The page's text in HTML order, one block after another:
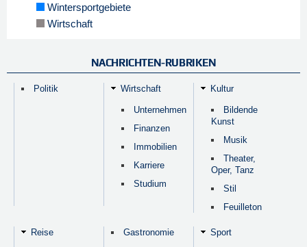
Wintersportgebiete
Wirtschaft
NACHRICHTEN-RUBRIKEN
Politik Wirtschaft
Unternehmen
Finanzen
Immobilien
Karriere
Studium
Kultur
Bildende
Kunst
Musik
Theater,
Oper, Tanz
Stil
Feuilleton
Reise Gastronomie Sport